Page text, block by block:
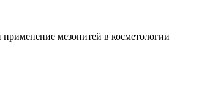
мезонитей в косметологии